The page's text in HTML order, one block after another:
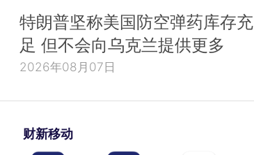
特朗普坚称美国防空弹药库存充
足 但不会向乌克兰提供更多
2026年08月07日
财新移动